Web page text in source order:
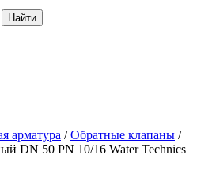
арматура /Обратные клапаны /
DN 50 PN 10/16 Water Technics